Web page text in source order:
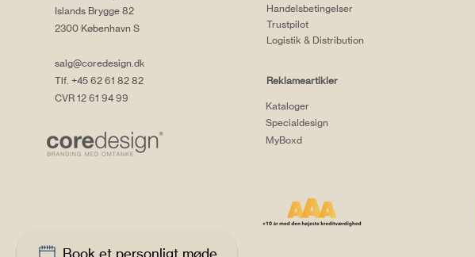
Book et personligt møde
Islands Brygge 82
2300 København S
salg@coredesign.dk
Tlf. +45 62 61 82 82
CVR 12 61 94 99
Handelsbetingelser
Trustpilot
Logistik & Distribution
Reklameartikler
Kataloger
Specialdesign
MyBoxd